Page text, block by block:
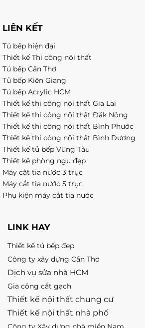
LIÊN KẾT
Tủ bếp hiện đại
Thiết kế Thi công nội thất
Tủ bếp Cần Thơ
Tủ bếp Kiên Giang
Tủ bếp Acrylic HCM
Thiết kế thi công nội thất Gia Lai
Thiết kế thi công nội thất Đăk Nông
Thiết kế thi công nội thất Bình Phước
Thiết kế thi công nội thất Bình Dương
Thiết kế tủ bếp Vũng Tàu
Thiết kế phòng ngủ đẹp
Máy cắt tia nước 3 trục
Máy cắt tia nước 5 trục
Phụ kiện máy cắt tia nước
LINK HAY
Thiết kế tủ bếp đẹp
Công ty xây dựng Cần Thơ
Dịch vụ sửa nhà HCM
Gia công cắt gạch
Thiết kế nội thất chung cư
Thiết kế nội thất nhà phố